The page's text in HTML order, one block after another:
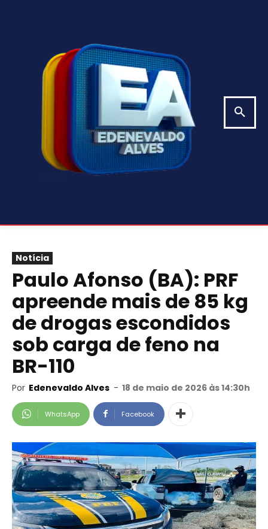
Notícia
Paulo Afonso (BA): PRF
apreende mais de 85 kg
de drogas escondidos
sob carga de feno na
BR-110
Por Edenevaldo Alves - 18 de maio de 2026 às 14:30h
WhatsApp Facebook